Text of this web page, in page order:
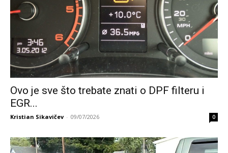
Ovo je sve što trebate znati o DPF filteru i
EGR...
Kristian Sikavičev - 09/07/2026 0